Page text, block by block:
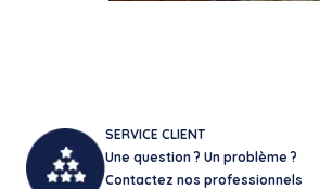
SERVICE CLIENT
Une question ? Un problème ?
Contactez nos professionnels